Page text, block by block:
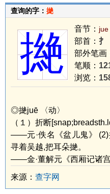
查询的字： 撧
撧 音节： jue
部首： 扌
部外笔画
笔顺：
浏览：
◎撧juē 〈动〉
（１）折断
——元·佚名《盆儿鬼》 (2)
寻着吴越,把耳朵撧。
——金·董解元《西厢记诸宫
来源： 查字网